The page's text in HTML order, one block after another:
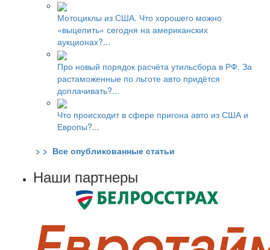
Мотоциклы из США. Что хорошего можно
«выцепить» сегодня на американских
аукционах?...
Про новый порядок расчёта утильсбора в РФ. За
растаможенные по льготе авто придётся
доплачивать?...
Что происходит в сфере пригона авто из США и
Европы?...
> > Все опубликованные статьи
Наши партнеры